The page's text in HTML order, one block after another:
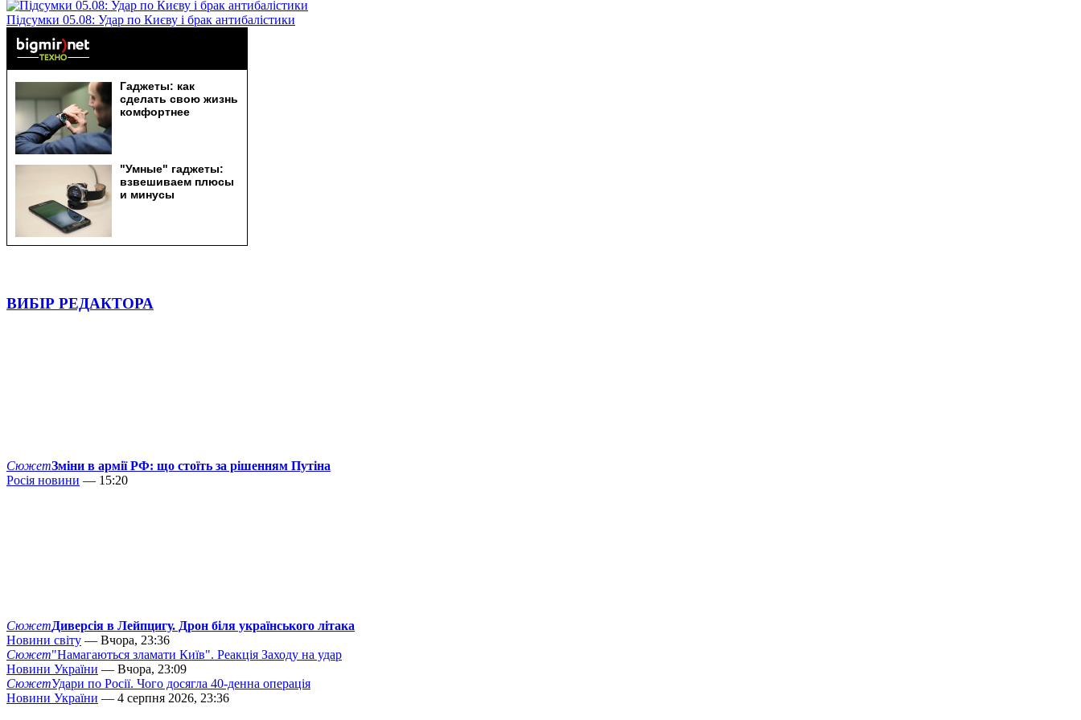
Підсумки 05.08: Удар по Києву і брак антибалістики
ВИБІР РЕДАКТОРА
СюжетЗміни в армії РФ: що стоїть за рішенням Путіна
Росія новини — 15:20
СюжетДиверсія в Лейпцигу. Дрон біля українського літака
Новини світу — Вчора, 23:36
Сюжет"Намагаються зламати Київ". Реакція Заходу на удар
Новини України — Вчора, 23:09
СюжетУдари по Росії. Чого досягла 40-денна операція
Новини України — 4 серпня 2026, 23:36